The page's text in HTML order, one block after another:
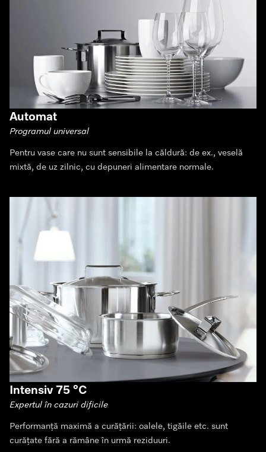
Automat
Programul universal
Pentru vase care nu sunt sensibile la căldură: de ex., veselă
mixtă, de uz zilnic, cu depuneri alimentare normale.
Intensiv 75 °C
Expertul în cazuri dificile
Performanță maximă a curățării: oalele, tigăile etc. sunt
curățate fără a rămâne în urmă reziduuri.